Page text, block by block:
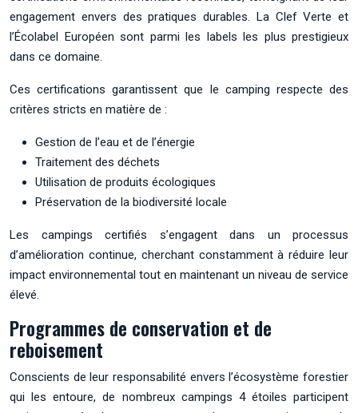
engagement envers des pratiques durables. La Clef Verte et
l’Écolabel Européen sont parmi les labels les plus prestigieux
dans ce domaine.
Ces certifications garantissent que le camping respecte des
critères stricts en matière de :
Gestion de l’eau et de l’énergie
Traitement des déchets
Utilisation de produits écologiques
Préservation de la biodiversité locale
Les campings certifiés s’engagent dans un processus
d’amélioration continue, cherchant constamment à réduire leur
impact environnemental tout en maintenant un niveau de service
élevé.
Programmes de conservation et de
reboisement
Conscients de leur responsabilité envers l’écosystème forestier
qui les entoure, de nombreux campings 4 étoiles participent